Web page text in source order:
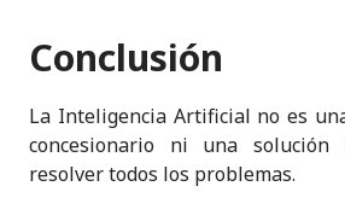
Conclusión
La Inteligencia Artificial no es
concesionario ni una solución
resolver todos los problemas.